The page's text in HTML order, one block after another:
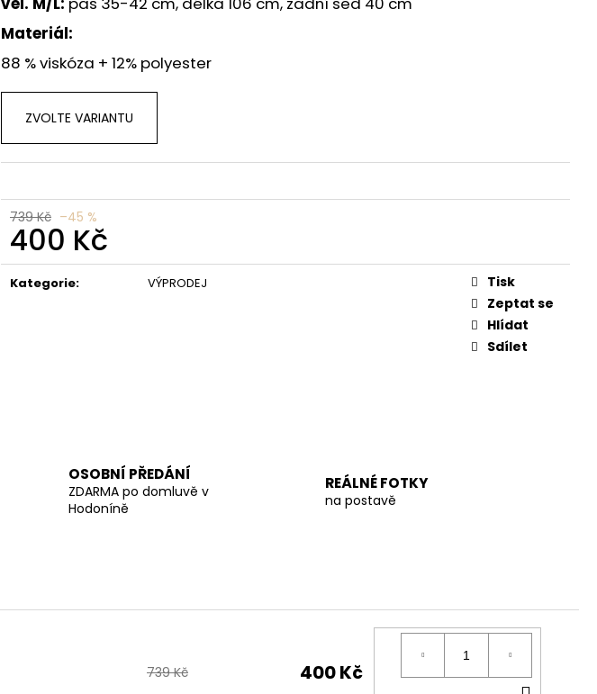
Materiál:
88 % viskóza + 12% polyester
ZVOLTE VARIANTU
739 Kč –45 %
400 Kč
Měrná
cena:
Kategorie: VÝPRODEJ
Tisk
Zeptat se
Hlídat
Sdílet
OSOBNÍ PŘEDÁNÍ
ZDARMA po domluvě v
Hodoníně
REÁLNÉ FOTKY
na postavě
739 Kč 400 Kč
DŽÍNOVÉ ŠATY RED